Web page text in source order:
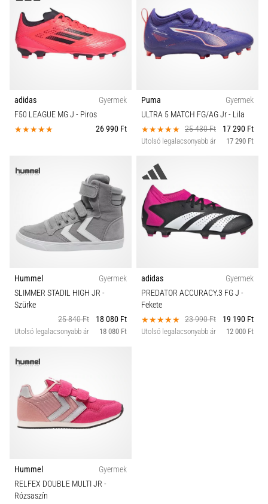
adidas
Gyermek
F50 LEAGUE MG J - Piros
26 990 Ft
Puma
Gyermek
ULTRA 5 MATCH FG/AG Jr- Lila
25 430 Ft
17 290 Ft
Utolsó legalacsonyabb ár 17 290 Ft
Hummel
Gyermek
SLIMMER STADIL HIGH JR -
Szürke
25 840 Ft
18 080 Ft
Utolsó legalacsonyabb ár 18 080 Ft
adidas
Gyermek
PREDATOR ACCURACY.3 FG J -
Fekete
23 990 Ft
19 190 Ft
Utolsó legalacsonyabb ár 12 000 Ft
Hummel
Gyermek
RELFEX DOUBLE MULTI JR -
Rózsaszín